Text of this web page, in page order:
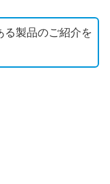
る製品のご紹介を